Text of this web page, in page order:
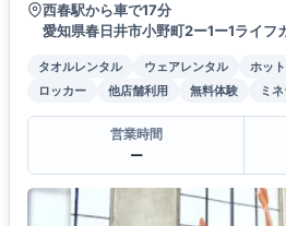
西春駅から車で17分
愛知県春日井市小野町2ー1ー1ライフ
タオルレンタル ウェアレンタル ホッ
ロッカー
他店舗利用 無料体験 ミ
営業時間
ー